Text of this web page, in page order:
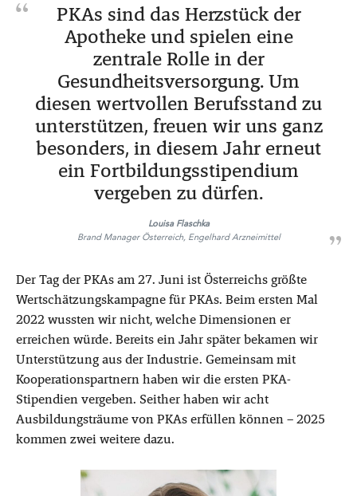
PKAs sind das Herzstück der
Apotheke und spielen eine
zentrale Rolle in der
Gesundheitsversorgung. Um
diesen wertvollen Berufsstand zu
unterstützen, freuen wir uns ganz
besonders, in diesem Jahr erneut
ein Fortbildungsstipendium
vergeben zu dürfen.
Louisa Flaschka
Brand Manager Österreich, Engelhard Arzneimittel
Der Tag der PKAs am 27. Juni ist Österreichs größte
Wertschätzungskampagne für PKAs. Beim ersten Mal
2022 wussten wir nicht, welche Dimensionen er
erreichen würde. Bereits ein Jahr später bekamen wir
Unterstützung aus der Industrie. Gemeinsam mit
Kooperationspartnern haben wir die ersten PKA-
Stipendien vergeben. Seither haben wir acht
Ausbildungsträume von PKAs erfüllen können – 2025
kommen zwei weitere dazu.